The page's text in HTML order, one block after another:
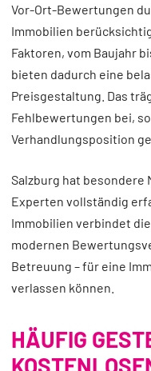
Vor-Ort-Bewertungen
Immobilien
Faktoren, vom Baujahr
bieten dadurch eine
Preisgestaltung. Das
Fehlbewertungen bei,
Verhandlungsposition
Salzburg hat besondere
Experten vollständig
Immobilien verbindet
modernen
Betreuung – für eine
verlassen können.
HÄUFIG